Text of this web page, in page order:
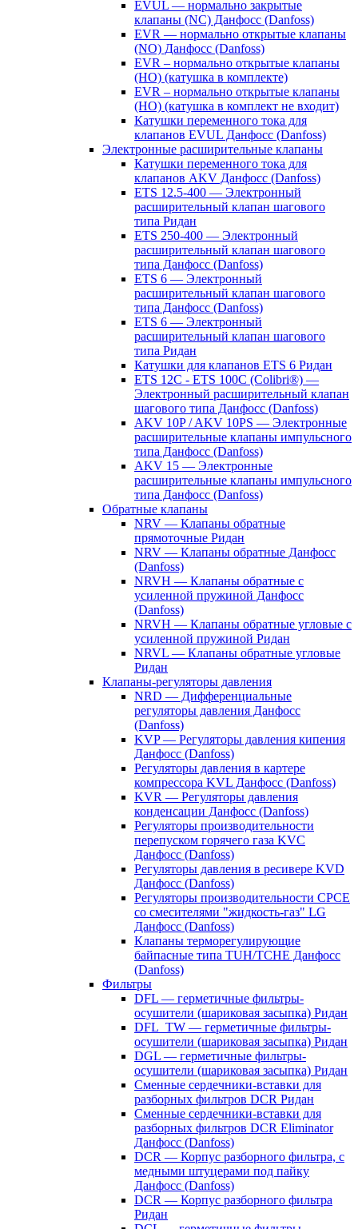
EVUL — нормально закрытые
клапаны (NC) Данфосс (Danfoss)
EVR — нормально открытые клапаны
(NO) Данфосс (Danfoss)
EVR – нормально открытые клапаны
(НО) (катушка в комплекте)
EVR – нормально открытые клапаны
(НО) (катушка в комплект не входит)
Катушки переменного тока для
клапанов EVUL Данфосс (Danfoss)
Электронные расширительные клапаны
Катушки переменного тока для
клапанов AKV Данфосс (Danfoss)
ETS 12.5-400 — Электронный
расширительный клапан шагового
типа Ридан
ETS 250-400 — Электронный
расширительный клапан шагового
типа Данфосс (Danfoss)
ETS 6 — Электронный
расширительный клапан шагового
типа Данфосс (Danfoss)
ETS 6 — Электронный
расширительный клапан шагового
типа Ридан
Катушки для клапанов ETS 6 Ридан
ETS 12C - ETS 100C (Colibri®) —
Электронный расширительный клапан
шагового типа Данфосс (Danfoss)
AKV 10P / AKV 10PS — Электронные
расширительные клапаны импульсного
типа Данфосс (Danfoss)
AKV 15 — Электронные
расширительные клапаны импульсного
типа Данфосс (Danfoss)
Обратные клапаны
NRV — Клапаны обратные
прямоточные Ридан
NRV — Клапаны обратные Данфосс
(Danfoss)
NRVH — Клапаны обратные с
усиленной пружиной Данфосс
(Danfoss)
NRVH — Клапаны обратные угловые с
усиленной пружиной Ридан
NRVL — Клапаны обратные угловые
Ридан
Клапаны-регуляторы давления
NRD — Дифференциальные
регуляторы давления Данфосс
(Danfoss)
KVP — Регуляторы давления кипения
Данфосс (Danfoss)
Регуляторы давления в картере
компрессора KVL Данфосс (Danfoss)
KVR — Регуляторы давления
конденсации Данфосс (Danfoss)
Регуляторы производительности
перепуском горячего газа KVC
Данфосс (Danfoss)
Регуляторы давления в ресивере KVD
Данфосс (Danfoss)
Регуляторы производительности CPCE
со смесителями "жидкость-газ" LG
Данфосс (Danfoss)
Клапаны терморегулирующие
байпасные типа TUH/TCHE Данфосс
(Danfoss)
Фильтры
DFL — герметичные фильтры-
осушители (шариковая засыпка) Ридан
DFL_TW — герметичные фильтры-
осушители (шариковая засыпка) Ридан
DGL — герметичные фильтры-
осушители (шариковая засыпка) Ридан
Сменные сердечники-вставки для
разборных фильтров DCR Ридан
Сменные сердечники-вставки для
разборных фильтров DCR Eliminator
Данфосс (Danfoss)
DCR — Корпус разборного фильтра, с
медными штуцерами под пайку
Данфосс (Danfoss)
DCR — Корпус разборного фильтра
Ридан